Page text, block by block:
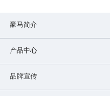
豪马简介
产品中心
品牌宣传